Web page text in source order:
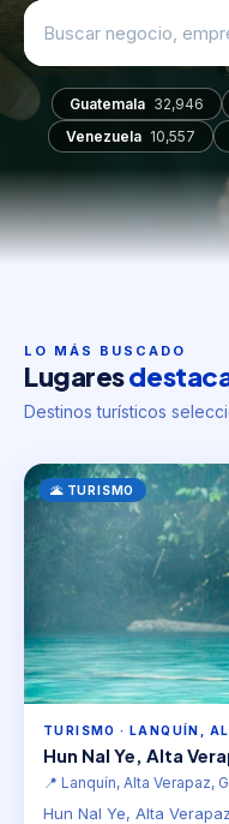
Guatemala 32,946
Venezuela 10,557
LO MÁS BUSCADO
Lugares
Destinos turísticos
🌋 TURISMO
TURISMO · LANQUÍN,
Hun Nal Ye, Alta
📍 Lanquín, Alta Verapaz,
Hun Nal Ye, Alta